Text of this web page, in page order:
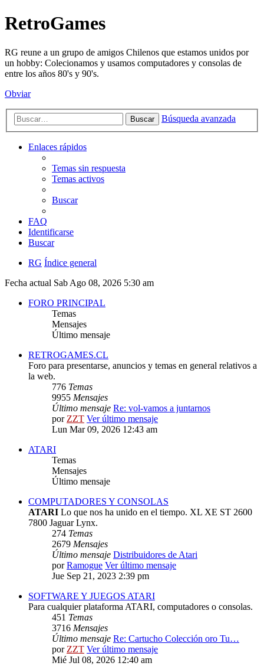
RetroGames
RG reune a un grupo de amigos Chilenos que estamos unidos por
un hobby: Colecionamos y usamos computadores y consolas de
entre los años 80's y 90's.
Obviar
Buscar Búsqueda avanzada
Enlaces rápidos
Temas sin respuesta
Temas activos
Buscar
FAQ
Identificarse
Buscar
RG Índice general
Fecha actual Sab Ago 08, 2026 5:30 am
FORO PRINCIPAL
Temas
Mensajes
Último mensaje
RETROGAMES.CL
Foro para presentarse, anuncios y temas en general relativos a
la web.
776 Temas
9955 Mensajes
Último mensaje Re: vol-vamos a juntarnos
porZZT Ver último mensaje
Lun Mar 09, 2026 12:43 am
ATARI
Temas
Mensajes
Último mensaje
COMPUTADORES Y CONSOLAS
ATARI Lo que nos ha unido en el tiempo. XL XE ST 2600
7800 Jaguar Lynx.
274 Temas
2679 Mensajes
Último mensaje Distribuidores de Atari
porRamogue Ver último mensaje
Jue Sep 21, 2023 2:39 pm
SOFTWARE Y JUEGOS ATARI
Para cualquier plataforma ATARI, computadores o consolas.
451 Temas
3716 Mensajes
Último mensaje Re: Cartucho Colección oro Tu…
porZZT Ver último mensaje
Mié Jul 08, 2026 12:40 am